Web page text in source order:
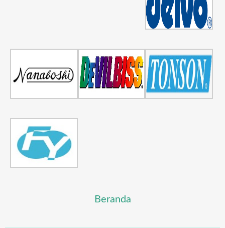
Beranda